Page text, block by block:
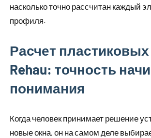
насколько точно рассчитан каждый
профиля.
Расчет пластиковых
Rehau: точность
понимания
Когда человек принимает решение
новые окна, он на самом деле